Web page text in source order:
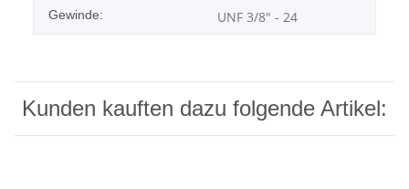
Gewinde: UNF 3/8" - 24
Kunden kauften dazu folgende Artikel: